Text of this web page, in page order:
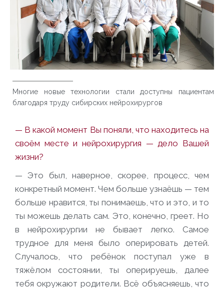
Многие новые технологии стали доступны пациентам
благодаря труду сибирских нейрохирургов
— В какой момент Вы поняли, что находитесь на
своём месте и нейрохирургия — дело Вашей
жизни?
— Это был, наверное, скорее, процесс, чем
конкретный момент. Чем больше узнаёшь — тем
больше нравится, ты понимаешь, что и это, и то
ты можешь делать сам. Это, конечно, греет. Но
в нейрохирургии не бывает легко. Самое
трудное для меня было оперировать детей.
Случалось, что ребёнок поступал уже в
тяжёлом состоянии, ты оперируешь, далее
тебя окружают родители. Всё объясняешь, что